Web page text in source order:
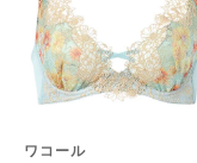
やかさを一層引き立
り、浮き立つ繊細な
・はきこみ丈：あさ
ショーツの種類（ウエ
ワコール